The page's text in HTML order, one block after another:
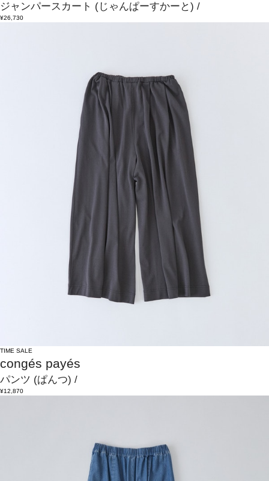
ジャンパースカート (じゃんぱーすかーと) /
¥26,730
TIME SALE
congés payés
パンツ (ぱんつ) /
¥12,870